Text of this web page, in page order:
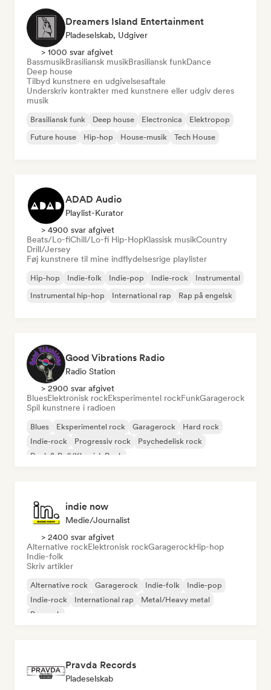
Dreamers Island Entertainment
Pladeselskab, Udgiver
> 1000 svar afgivet
BassmusikBrasiliansk musikBrasiliansk funkDance
Deep house
Tilbyd kunstnere en udgivelsesaftale
Underskriv kontrakter med kunstnere eller udgiv deres
musik
Brasiliansk funk Deep house Electronica
Elektropop
Future house
Hip-hop House-musik Tech House
ADAD Audio
Playlist-Kurator
> 4900 svar afgivet
Beats/Lo-fiChill/Lo-fi Hip-HopKlassisk musikCountry
Drill/Jersey
Føj kunstnere til mine indflydelsesrige playlister
Hip-hop Indie-folk Indie-pop Indie-rock
Instrumental
Instrumental hip-hop
International rap Rap på engelsk
Good Vibrations Radio
Radio Station
> 2900 svar afgivet
BluesElektronisk rockEksperimentel rockFunkGaragerock
Spil kunstnere i radioen
Blues Eksperimentel rock Garagerock
Hard rock
Indie-rock
Progressiv rock
Psychedelisk rock
Rock & Roll/Klassisk Rock
indie now
Medie/journalist
> 2400 svar afgivet
Alternative rockElektronisk rockGaragerockHip-hop
Indie-folk
Skriv artikler
Alternative rock Garagerock Indie-folk
Indie-pop
Indie-rock
International rap
Metal/Heavy metal
Poprock
Pravda Records
Pladeselskab